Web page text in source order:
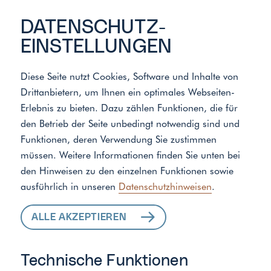
DATENSCHUTZ­
EINSTELLUNGEN
Diese Seite nutzt Cookies, Software und Inhalte von
Drittanbietern, um Ihnen ein optimales Webseiten-
Erlebnis zu bieten. Dazu zählen Funktionen, die für
den Betrieb der Seite unbedingt notwendig sind und
Funktionen, deren Verwendung Sie zustimmen
müssen. Weitere Informationen finden Sie unten bei
den Hinweisen zu den einzelnen Funktionen sowie
ausführlich in unseren Datenschutzhinweisen.
ALLE AKZEPTIEREN
Technische Funktionen
Meister der Elemente Entkalkungsanlage
ENTKALKUNGSANLAGE
GEGEN
(UN-)SICHTBAREN KALK
IM HAUSHALT:
WENIGER PUTZEN,
LANGLEBIGERE